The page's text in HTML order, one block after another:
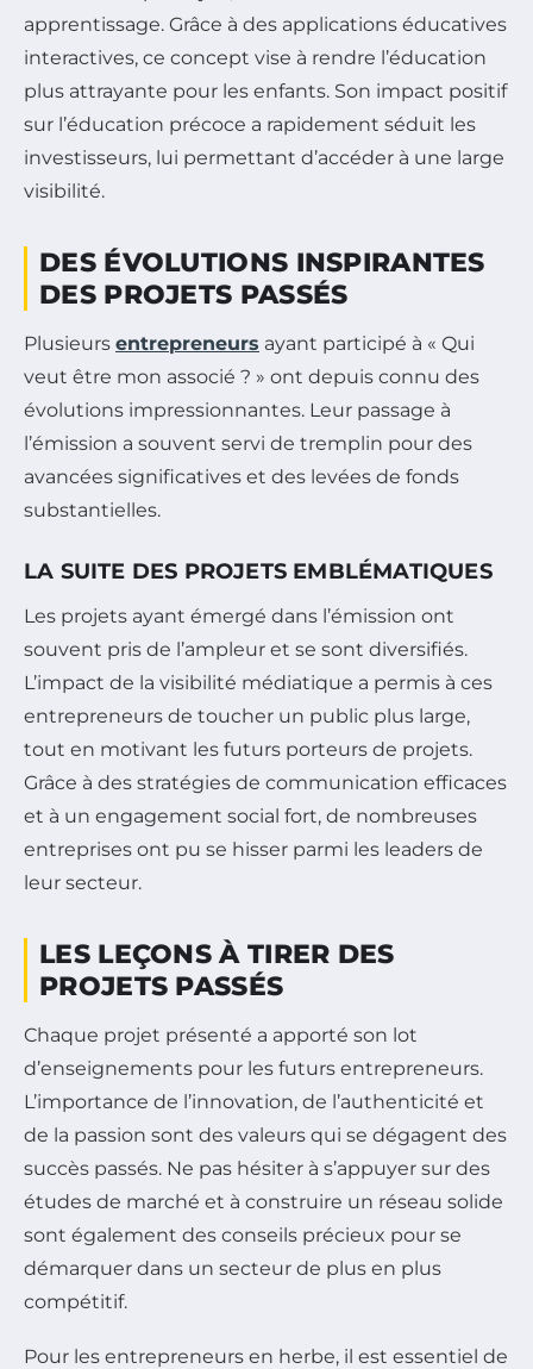
apprentissage. Grâce à des applications éducatives
interactives, ce concept vise à rendre l’éducation
plus attrayante pour les enfants. Son impact positif
sur l’éducation précoce a rapidement séduit les
investisseurs, lui permettant d’accéder à une large
visibilité.
DES ÉVOLUTIONS INSPIRANTES
DES PROJETS PASSÉS
Plusieurs entrepreneurs ayant participé à « Qui
veut être mon associé ? » ont depuis connu des
évolutions impressionnantes. Leur passage à
l’émission a souvent servi de tremplin pour des
avancées significatives et des levées de fonds
substantielles.
LA SUITE DES PROJETS EMBLÉMATIQUES
Les projets ayant émergé dans l’émission ont
souvent pris de l’ampleur et se sont diversifiés.
L’impact de la visibilité médiatique a permis à ces
entrepreneurs de toucher un public plus large,
tout en motivant les futurs porteurs de projets.
Grâce à des stratégies de communication efficaces
et à un engagement social fort, de nombreuses
entreprises ont pu se hisser parmi les leaders de
leur secteur.
LES LEÇONS À TIRER DES
PROJETS PASSÉS
Chaque projet présenté a apporté son lot
d’enseignements pour les futurs entrepreneurs.
L’importance de l’innovation, de l’authenticité et
de la passion sont des valeurs qui se dégagent des
succès passés. Ne pas hésiter à s’appuyer sur des
études de marché et à construire un réseau solide
sont également des conseils précieux pour se
démarquer dans un secteur de plus en plus
compétitif.
Pour les entrepreneurs en herbe, il est essentiel de